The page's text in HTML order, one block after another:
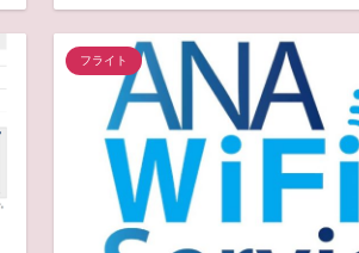
フライト